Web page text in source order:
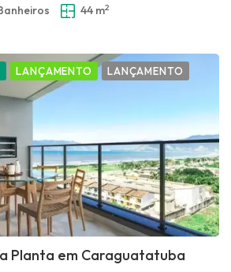
44 m2
LANÇAMENTO LANÇAMENTO
Planta em Caraguatatuba